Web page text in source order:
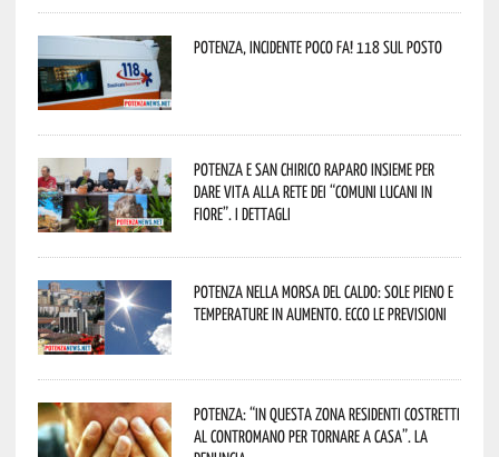
Potenza, incidente poco fa! 118 sul posto
Potenza e San Chirico Raparo insieme per
dare vita alla rete dei “Comuni Lucani in
Fiore”. I dettagli
Potenza nella morsa del caldo: sole pieno e
temperature in aumento. Ecco le previsioni
Potenza: “In questa zona residenti costretti
al contromano per tornare a casa”. La